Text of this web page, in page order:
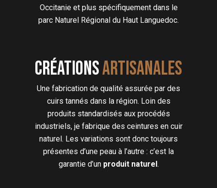
Occitanie et plus spécifiquement dans le
parc Naturel Régional du Haut Languedoc.
Créationsartisanales
Une fabrication de qualité assurée par des
cuirs tannés dans la région. Loin des
produits standardisés aux procédés
industriels, je fabrique des ceintures en cuir
naturel. Les variations sont donc toujours
présentes d’une peau à l’autre : c’est la
garantie d’un produit naturel.